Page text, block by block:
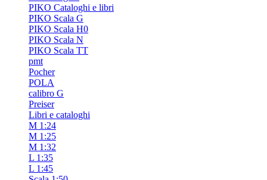
PIKO Cataloghi e libri
PIKO Scala G
PIKO Scala H0
PIKO Scala N
PIKO Scala TT
pmt
Pocher
POLA
calibro G
Preiser
Libri e cataloghi
M 1:24
M 1:25
M 1:32
L 1:35
L 1:45